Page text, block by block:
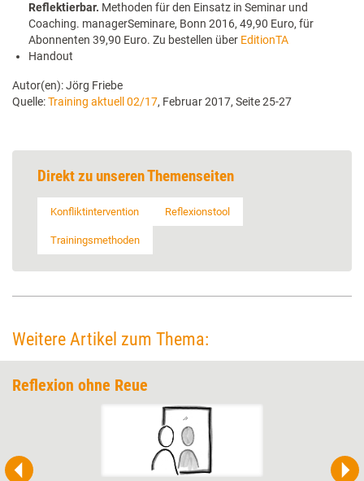
Reflektierbar. Methoden für den Einsatz in Seminar und
Coaching. managerSeminare, Bonn 2016, 49,90 Euro, für
Abonnenten 39,90 Euro. Zu bestellen über EditionTA
Handout
Autor(en): Jörg Friebe
Quelle:Training aktuell 02/17, Februar 2017, Seite 25-27
Direkt zu unseren Themenseiten
Konfliktintervention Reflexionstool
Trainingsmethoden
Weitere Artikel zum Thema:
Reflexion ohne Reue